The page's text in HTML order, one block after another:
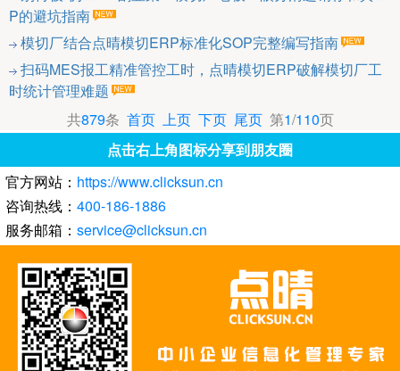
P的避坑指南
模切厂结合点晴模切ERP标准化SOP完整编写指南
扫码MES报工精准管控工时，点晴模切ERP破解模切厂工
时统计管理难题
共879条 首页 上页 下页 尾页第1/110页
点击右上角图标分享到朋友圈
官方网站： https://www.clicksun.cn
咨询热线： 400-186-1886
服务邮箱： service@clicksun.cn